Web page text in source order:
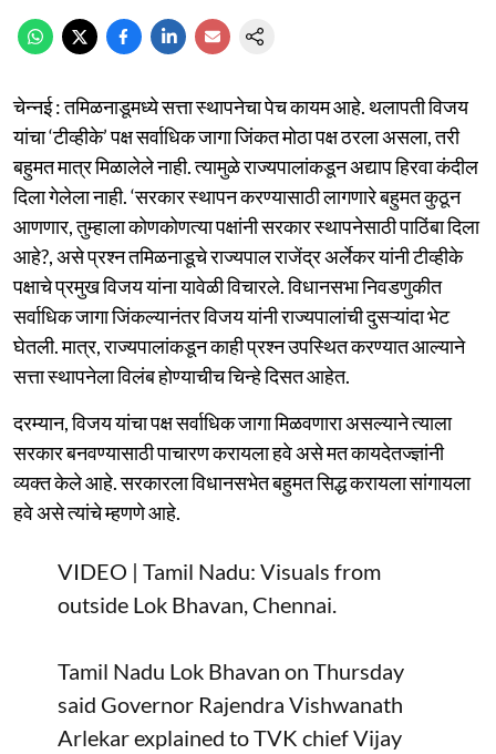
चेन्नई : तमिळनाडूमध्ये सत्ता स्थापनेचा पेच कायम आहे. थलापती विजय
यांचा ‘टीव्हीके’ पक्ष सर्वाधिक जागा जिंकत मोठा पक्ष ठरला असला, तरी
बहुमत मात्र मिळालेले नाही. त्यामुळे राज्यपालांकडून अद्याप हिरवा कंदील
दिला गेलेला नाही. ‘सरकार स्थापन करण्यासाठी लागणारे बहुमत कुठून
आणणार, तुम्हाला कोणकोणत्या पक्षांनी सरकार स्थापनेसाठी पाठिंबा दिला
आहे?, असे प्रश्न तमिळनाडूचे राज्यपाल राजेंद्र अर्लेकर यांनी टीव्हीके
पक्षाचे प्रमुख विजय यांना यावेळी विचारले. विधानसभा निवडणुकीत
सर्वाधिक जागा जिंकल्यानंतर विजय यांनी राज्यपालांची दुसऱ्यांदा भेट
घेतली. मात्र, राज्यपालांकडून काही प्रश्न उपस्थित करण्यात आल्याने
सत्ता स्थापनेला विलंब होण्याचीच चिन्हे दिसत आहेत.
दरम्यान, विजय यांचा पक्ष सर्वाधिक जागा मिळवणारा असल्याने त्याला
सरकार बनवण्यासाठी पाचारण करायला हवे असे मत कायदेतज्ज्ञांनी
व्यक्त केले आहे. सरकारला विधानसभेत बहुमत सिद्ध करायला सांगायला
हवे असे त्यांचे म्हणणे आहे.
VIDEO | Tamil Nadu: Visuals from
outside Lok Bhavan, Chennai.
Tamil Nadu Lok Bhavan on Thursday
said Governor Rajendra Vishwanath
Arlekar explained to TVK chief Vijay